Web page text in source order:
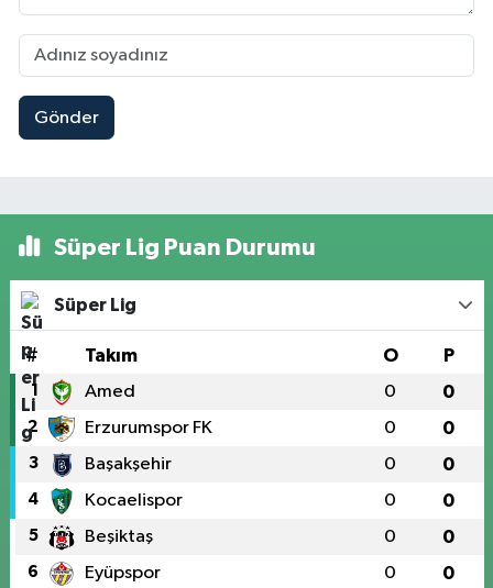
Gönder
Süper Lig Puan Durumu
Süper Lig
# Takım O P
1 Amed 0 0
2 Erzurumspor FK 0 0
3 Başakşehir 0 0
4 Kocaelispor 0 0
5 Beşiktaş 0 0
6 Eyüpspor 0 0